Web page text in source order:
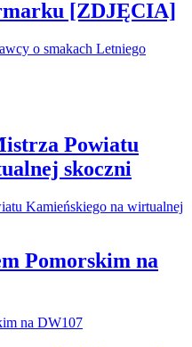
[ZDJĘCIA]
Powiatu
skoczni
Pomorskim na